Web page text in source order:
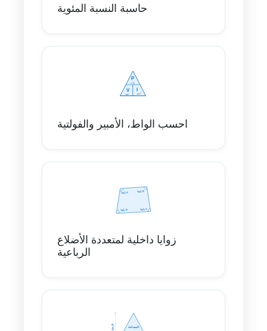
حاسبة النسبة المئوية
احسب الواط، الأمبير والفولتية
زوايا داخلية لمتعددة الأضلاع
الرباعية